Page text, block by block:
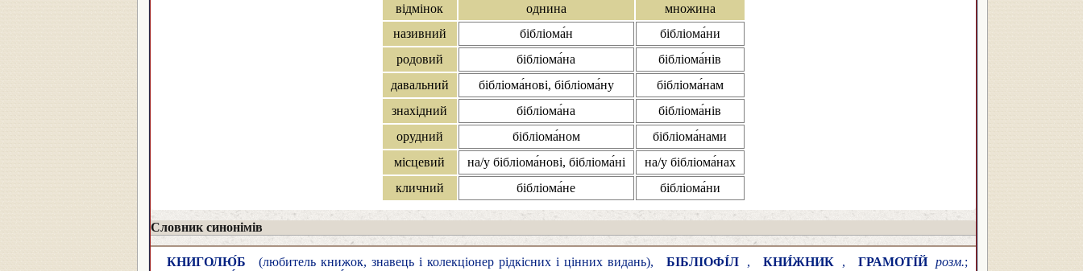
відмінок однина
множина
називний
бібліома́н
бібліома́ни
родовий
бібліома́на
бібліома́нів
давальний
бібліома́нові, бібліома́ну
бібліома́нам
знахідний
бібліома́на
бібліома́нів
орудний
бібліома́ном
бібліома́нами
місцевий
на/у бібліома́нові, бібліома́ні
на/у бібліома́нах
кличний
бібліома́не бібліома́ни
Словник синонімів
КНИГОЛЮ́Б (любитель книжок, знавець і колекціонер рідкісних і цінних видань), БІБЛІОФІ́Л , КНИ́ЖНИК , ГРАМОТІ́Й розм.;